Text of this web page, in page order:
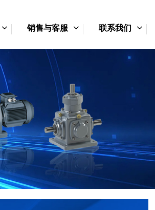
销售与客服 联系我们